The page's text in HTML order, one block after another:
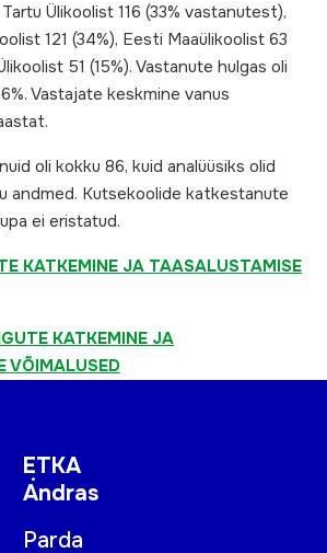
Ülikoolist 116 (33% vastanutest),
121 (34%), Eesti Maaülikoolist 63
51 (15%). Vastanute hulgas oli
Vastajate keskmine vanus
oli kokku 86, kuid analüüsiks olid
andmed. Kutsekoolide katkestanute
ei eristatud.
KATKEMINE JA TAASALUSTAMISE
KATKEMINE JA
VÕIMALUSED
ETKA
Andras
Parda